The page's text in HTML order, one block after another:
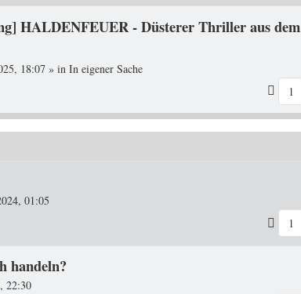
HALDENFEUER - Düsterer Thriller aus dem
18:07 » in In eigener Sache
1
01:05
1
handeln?
22:30